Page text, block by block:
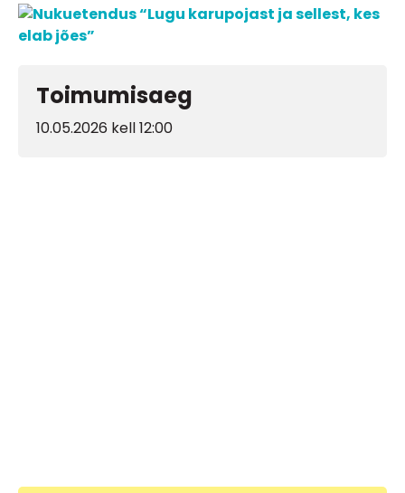
Toimumisaeg
10.05.2026 kell 12:00